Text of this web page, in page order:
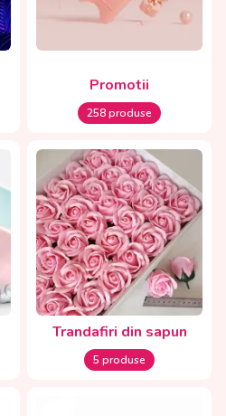
Promotii
258 produse
Trandafiri din sapun
5 produse